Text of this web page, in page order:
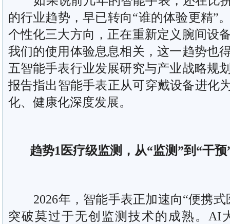
的行业趋势，早已转向“谁的体验更精”
个性化三大方向，正在重新定义腕间设
我们的使用体验息息相关，这一趋势也
五智能手表行业发展研究与产业战略规
报告指出智能手表正从可穿戴设备进化
化、健康化深度发展。
趋势1医疗级监测，从“监测”到“干预
2026年，智能手表正加速向“便携式
突破莫过于无创监测技术的成熟。AI